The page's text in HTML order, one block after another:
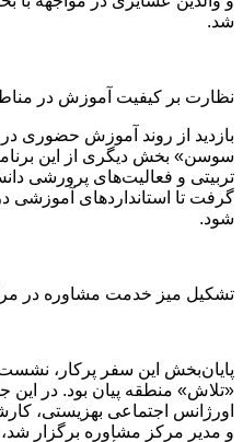
شد.
نظارت بر کیفیت آموزش در
بازدید از روند آموزش حضوری
سوسن» بخش دیگری از این
تربیتی و فعالیت‌های پرورشی
گرفت تا استانداردهای آموزشی
شود.
تشکیل میز خدمت مشاوره در
پایان‌بخش این سفر پرکار،
«تلاش» منطقه پیان بود. در این
اورژانس اجتماعی بهزیستی،
و مدیر مرکز مشاوره برگزار